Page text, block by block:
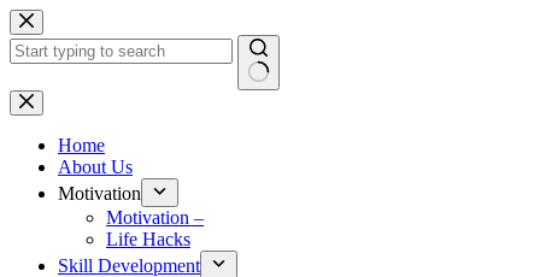
Skip
to
content
No
results
Home
About Us
Motivation
Motivation –
Life Hacks
Skill Development